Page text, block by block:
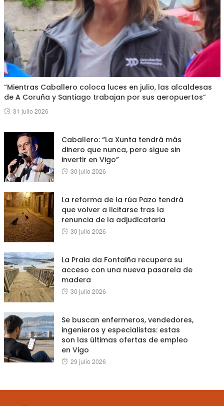
“Mientras Caballero coloca luces en julio, las alcaldesas
de A Coruña y Santiago trabajan por sus aeropuertos”
Posted
31 julio 2026
Caballero: “La Xunta tendrá más
dinero que nunca, pero sigue sin
invertir en Vigo”
Posted
30 julio 2026
La reforma de la rúa Pazo tendrá
que volver a licitarse tras la
renuncia de la adjudicataria
Posted
30 julio 2026
La Praia da Fontaiña recupera su
acceso con una nueva pasarela de
madera
Posted
30 julio 2026
Se buscan enfermeros, vendedores,
ingenieros y especialistas: estas
son las últimas ofertas de empleo
en Vigo
Posted
29 julio 2026